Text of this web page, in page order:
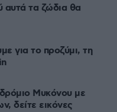
αυτά τα ζώδια θα
για το προζύμι, τη
Μυκόνου με
δείτε εικόνες